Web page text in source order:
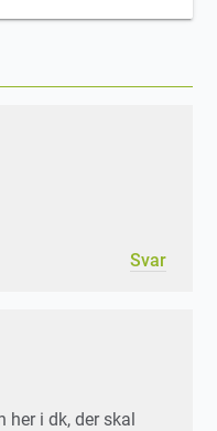
Svar
her i dk, der skal